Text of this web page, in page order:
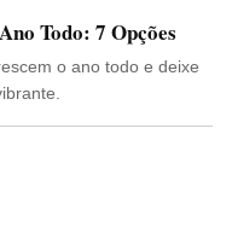
Todo: 7 Opções
o ano todo e deixe